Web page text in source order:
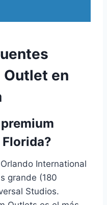
Outlet en
International
grande (180
Studios.